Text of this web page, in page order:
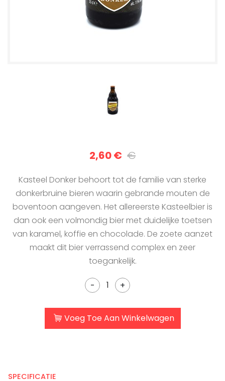
2,60 € €
Kasteel Donker behoort tot de familie van sterke
donkerbruine bieren waarin gebrande mouten de
boventoon aangeven. Het allereerste Kasteelbier is
dan ook een volmondig bier met duidelijke toetsen
van karamel, koffie en chocolade. De zoete aanzet
maakt dit bier verrassend complex en zeer
toegankelijk.
- +
Voeg Toe Aan Winkelwagen
SPECIFICATIE